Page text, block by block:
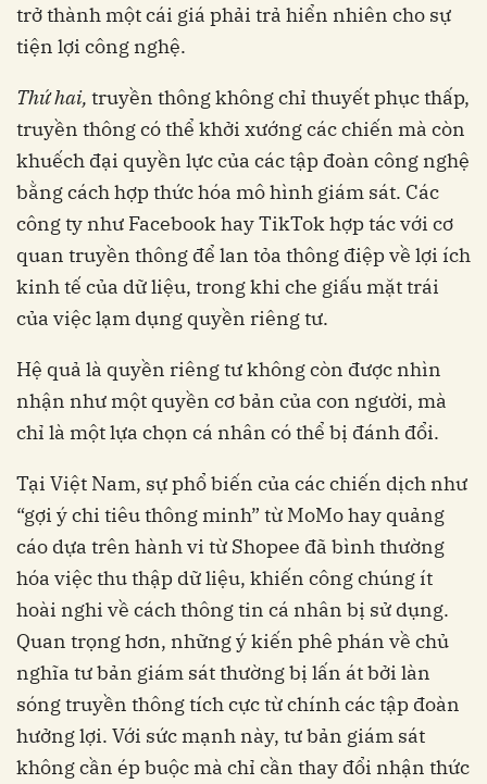
trở thành một cái giá phải trả hiển nhiên cho sự
tiện lợi công nghệ.
Thứ hai, truyền thông không chỉ thuyết phục thấp,
truyền thông có thể khởi xướng các chiến mà còn
khuếch đại quyền lực của các tập đoàn công nghệ
bằng cách hợp thức hóa mô hình giám sát. Các
công ty như Facebook hay TikTok hợp tác với cơ
quan truyền thông để lan tỏa thông điệp về lợi ích
kinh tế của dữ liệu, trong khi che giấu mặt trái
của việc lạm dụng quyền riêng tư.
Hệ quả là quyền riêng tư không còn được nhìn
nhận như một quyền cơ bản của con người, mà
chỉ là một lựa chọn cá nhân có thể bị đánh đổi.
Tại Việt Nam, sự phổ biến của các chiến dịch như
“gợi ý chi tiêu thông minh” từ MoMo hay quảng
cáo dựa trên hành vi từ Shopee đã bình thường
hóa việc thu thập dữ liệu, khiến công chúng ít
hoài nghi về cách thông tin cá nhân bị sử dụng.
Quan trọng hơn, những ý kiến phê phán về chủ
nghĩa tư bản giám sát thường bị lấn át bởi làn
sóng truyền thông tích cực từ chính các tập đoàn
hưởng lợi. Với sức mạnh này, tư bản giám sát
không cần ép buộc mà chỉ cần thay đổi nhận thức